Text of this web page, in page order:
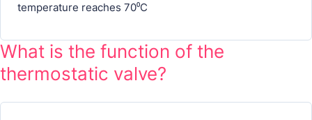
temperature reaches 70⁰C
What is the function of the
thermostatic valve?